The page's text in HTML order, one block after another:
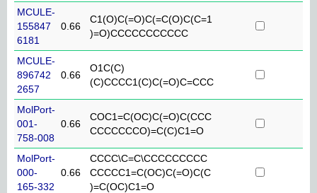
MCULE-
155847
6181
0.66
C1(O)C(=O)C(=C(O)C(C=1
)=O)CCCCCCCCCCC
MCULE-
896742
2657
0.66
O1C(C)
(C)CCCC1(C)C(=O)C=CCC
MolPort-
001-
758-008
0.66
COC1=C(OC)C(=O)C(CCC
CCCCCCCO)=C(C)C1=O
MolPort-
000-
165-332
0.66
CCCC\C=C\CCCCCCCCC
CCCCC1=C(OC)C(=O)C(C
)=C(OC)C1=O